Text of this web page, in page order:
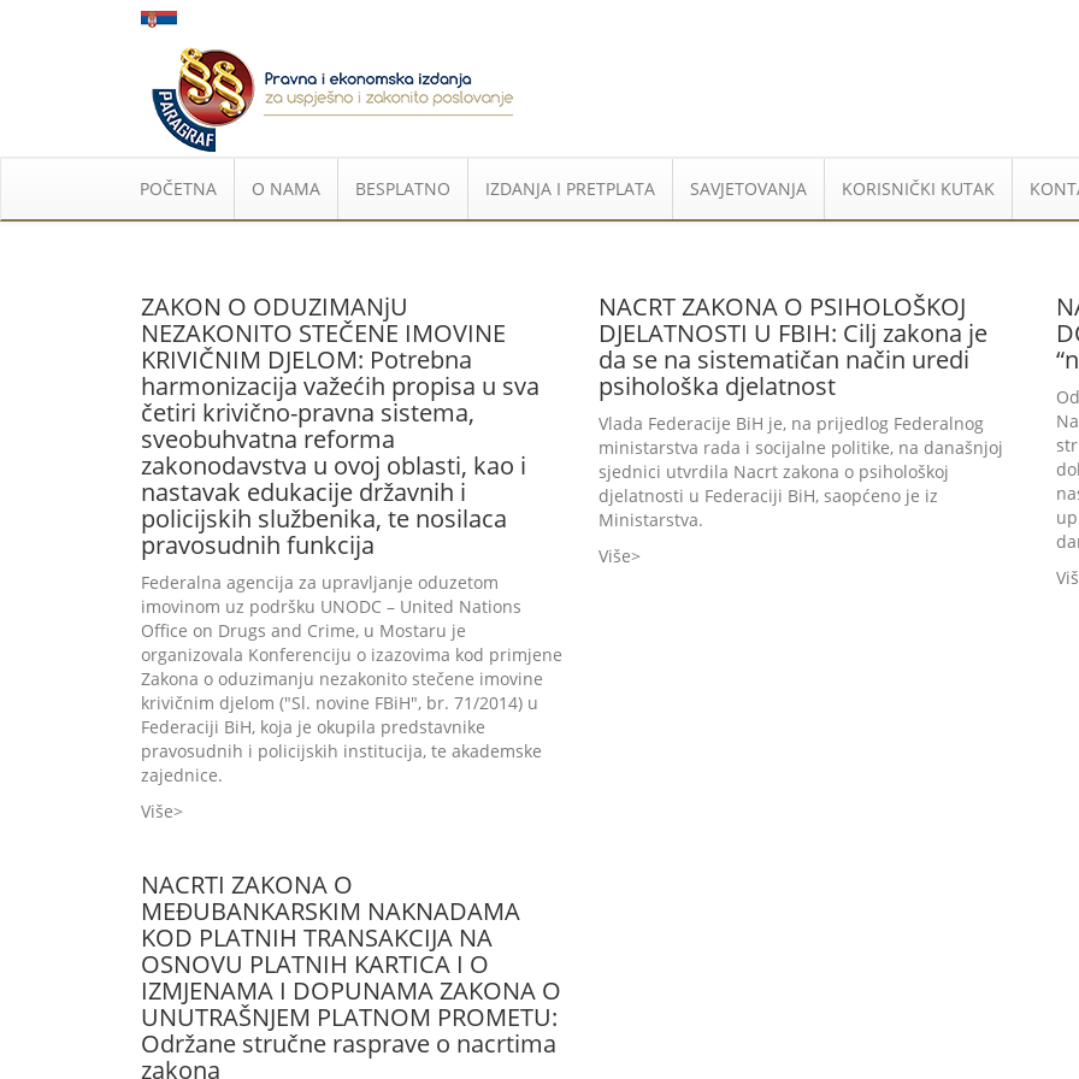
POČETNA O NAMA BESPLATNO IZDANJA I PRETPLATA SAVJETOVANJA KORISNIČKI KUTAK
ZAKON O ODUZIMANjU
NEZAKONITO STEČENE IMOVINE
KRIVIČNIM DJELOM: Potrebna
harmonizacija važećih propisa u sva
četiri krivično-pravna sistema,
sveobuhvatna reforma
zakonodavstva u ovoj oblasti, kao i
nastavak edukacije državnih i
policijskih službenika, te nosilaca
pravosudnih funkcija
Federalna agencija za upravljanje oduzetom
imovinom uz podršku UNODC – United Nations
Office on Drugs and Crime, u Mostaru je
organizovala Konferenciju o izazovima kod primjene
Zakona o oduzimanju nezakonito stečene imovine
krivičnim djelom ("Sl. novine FBiH", br. 71/2014) u
Federaciji BiH, koja je okupila predstavnike
pravosudnih i policijskih institucija, te akademske
zajednice.
Više
NACRT ZAKONA O PSIHOLOŠKOJ
DJELATNOSTI U FBIH: Cilj zakona je
da se na sistematičan način uredi
psihološka djelatnost
Vlada Federacije BiH je, na prijedlog Federalnog
ministarstva rada i socijalne politike, na današnjoj
sjednici utvrdila Nacrt zakona o psihološkoj
djelatnosti u Federaciji BiH, saopćeno je iz
Ministarstva.
Više
NACRTI ZAKONA O
MEĐUBANKARSKIM NAKNADAMA
KOD PLATNIH TRANSAKCIJA NA
OSNOVU PLATNIH KARTICA I O
IZMJENAMA I DOPUNAMA ZAKONA O
UNUTRAŠNJEM PLATNOM PROMETU:
Održane stručne rasprave o nacrtima
zakona